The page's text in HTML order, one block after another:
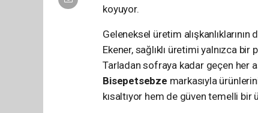
koyuyor.
Geleneksel üretim
Ekener, sağlıklı üretimi yalnızca
Tarladan sofraya kadar geçen her
Bisepetsebze markasıyla
kısaltıyor hem de güven temelli